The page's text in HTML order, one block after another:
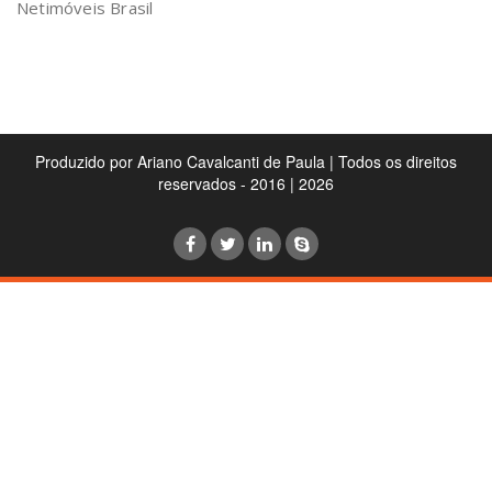
Netimóveis Brasil
Produzido por Ariano Cavalcanti de Paula | Todos os direitos
reservados - 2016 | 2026